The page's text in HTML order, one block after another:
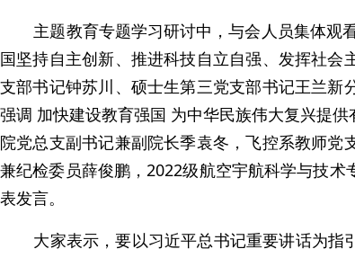
主题教育专题学习研讨中，与会人员集体观
国坚持自主创新、推进科技自立自强、发挥社
支部书记钟苏川、硕士生第三党支部书记王兰
强调 加快建设教育强国 为中华民族伟大复兴提
院党总支副书记兼副院长季袁冬，飞控系教师
兼纪检委员薛俊鹏，2022级航空宇航科学与技术
表发言。
大家表示，要以习近平总书记重要讲话为